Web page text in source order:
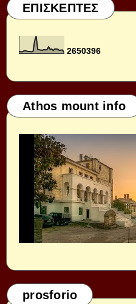
ΕΠΙΣΚΕΠΤΕΣ
2650396
Athos mount info
prosforio